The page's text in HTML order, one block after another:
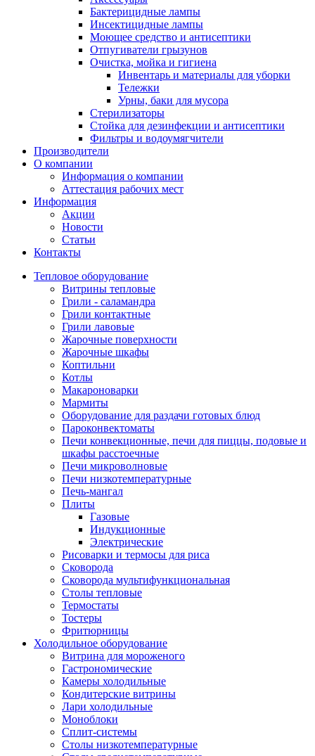
Бактерицидные лампы
Инсектицидные лампы
Моющее средство и антисептики
Отпугиватели грызунов
Очистка, мойка и гигиена
Инвентарь и материалы для уборки
Тележки
Урны, баки для мусора
Стерилизаторы
Стойка для дезинфекции и антисептики
Фильтры и водоумягчители
Производители
О компании
Информация о компании
Аттестация рабочих мест
Информация
Акции
Новости
Статьи
Контакты
Тепловое оборудование
Витрины тепловые
Грили - саламандра
Грили контактные
Грили лавовые
Жарочные поверхности
Жарочные шкафы
Коптильни
Котлы
Макароноварки
Мармиты
Оборудование для раздачи готовых блюд
Пароконвектоматы
Печи конвекционные, печи для пиццы, подовые и
шкафы расстоечные
Печи микроволновые
Печи низкотемпературные
Печь-мангал
Плиты
Газовые
Индукционные
Электрические
Рисоварки и термосы для риса
Сковорода
Сковорода мультифункциональная
Столы тепловые
Термостаты
Тостеры
Фритюрницы
Холодильное оборудование
Витрина для мороженого
Гастрономические
Камеры холодильные
Кондитерские витрины
Лари холодильные
Моноблоки
Сплит-системы
Столы низкотемпературные